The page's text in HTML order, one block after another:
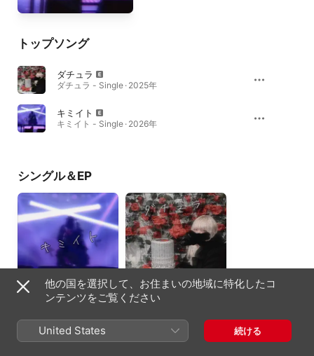
トップソング
ダチュラ
ダチュラ - Single · 2025年
キミイト
キミイト - Single · 2026年
シングル＆EP
キミイト - Single
ダチュラ - Single
他の国を選択して、お住まいの地域に特化したコ
ンテンツをご覧ください
United States 続ける